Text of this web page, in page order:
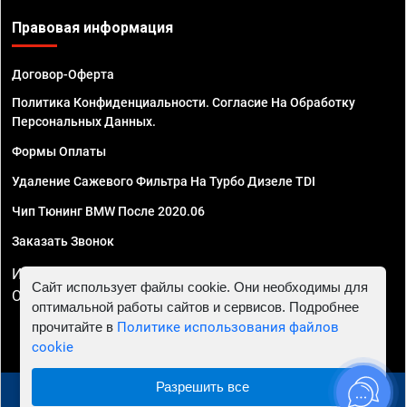
Правовая информация
Договор-Оферта
Политика Конфиденциальности. Согласие На Обработку
Персональных Данных.
Формы Оплаты
Удаление Сажевого Фильтра На Турбо Дизеле TDI
Чип Тюнинг BMW После 2020.06
Заказать Звонок
ИП Смирнов Георгий Павлович. ИНН 781302555843,
ОГРНИП 324470400032610
© 2010 - 2026 Чип тюнинг в Нижнем Новгороде -
Сайт использует файлы cookie. Они необходимы для
оптимальной работы сайтов и сервисов. Подробнее
прочитайте в Политике использования файлов
cookie
Разрешить все